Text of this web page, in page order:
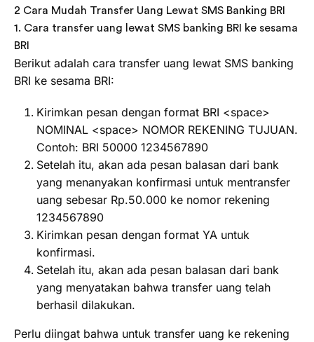
2 Cara Mudah Transfer Uang Lewat SMS Banking BRI
1. Cara transfer uang lewat SMS banking BRI ke sesama
BRI
Berikut adalah cara transfer uang lewat SMS banking
BRI ke sesama BRI:
Kirimkan pesan dengan format BRI <space>
NOMINAL <space> NOMOR REKENING TUJUAN.
Contoh: BRI 50000 1234567890
Setelah itu, akan ada pesan balasan dari bank
yang menanyakan konfirmasi untuk mentransfer
uang sebesar Rp.50.000 ke nomor rekening
1234567890
Kirimkan pesan dengan format YA untuk
konfirmasi.
Setelah itu, akan ada pesan balasan dari bank
yang menyatakan bahwa transfer uang telah
berhasil dilakukan.
Perlu diingat bahwa untuk transfer uang ke rekening